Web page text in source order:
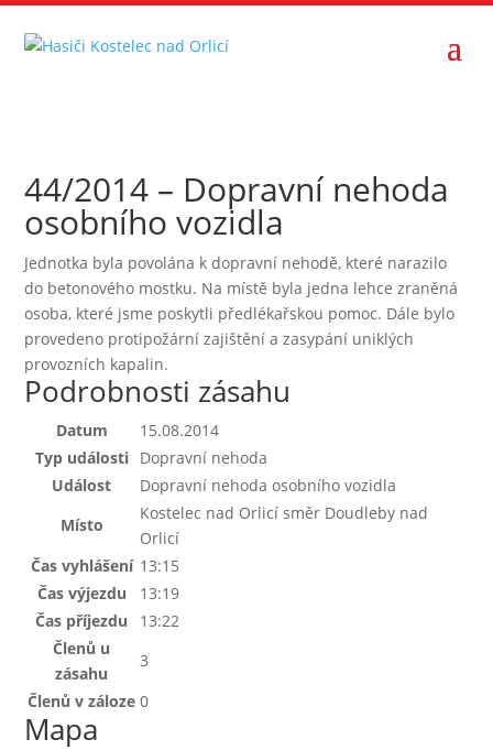
44/2014 – Dopravní nehoda
osobního vozidla
Jednotka byla povolána k dopravní nehodě, které narazilo
do betonového mostku. Na místě byla jedna lehce zraněná
osoba, které jsme poskytli předlékařskou pomoc. Dále bylo
provedeno protipožární zajištění a zasypání uniklých
provozních kapalin.
Podrobnosti zásahu
Datum
15.08.2014
Typ události Dopravní nehoda
Událost
Dopravní nehoda osobního vozidla
Místo
Kostelec nad Orlicí směr Doudleby nad
Orlicí
Čas vyhlášení 13:15
Čas výjezdu
13:19
Čas příjezdu
13:22
Členů u
zásahu
3
Členů v záloze 0
Mapa